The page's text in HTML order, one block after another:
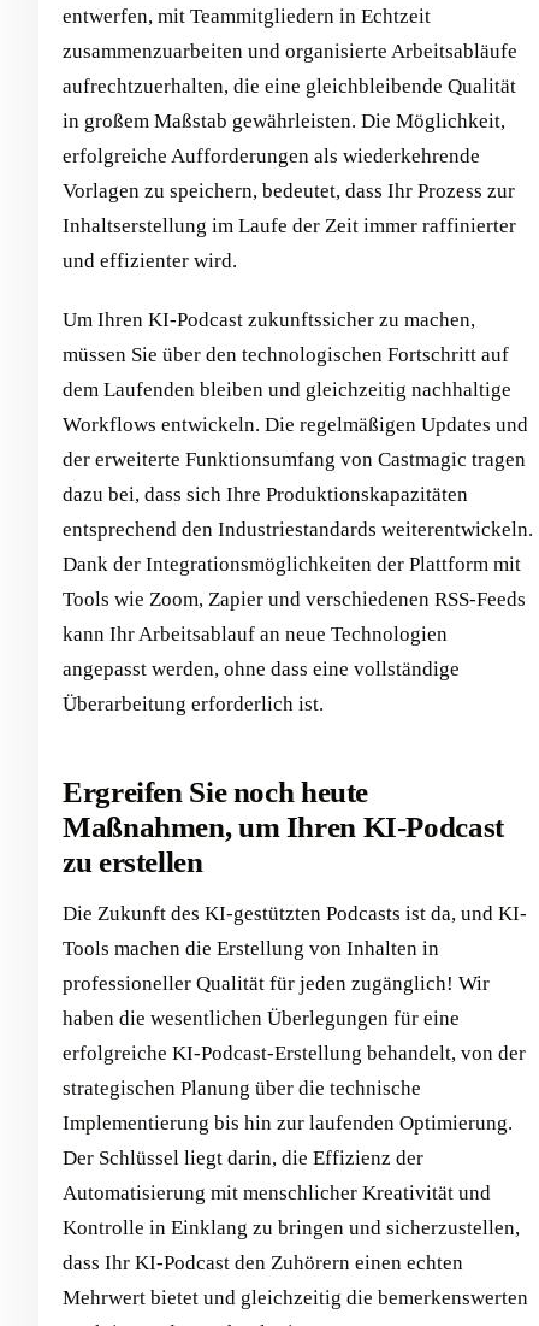
entwerfen, mit Teammitgliedern in Echtzeit
zusammenzuarbeiten und organisierte Arbeitsabläufe
aufrechtzuerhalten, die eine gleichbleibende Qualität
in großem Maßstab gewährleisten. Die Möglichkeit,
erfolgreiche Aufforderungen als wiederkehrende
Vorlagen zu speichern, bedeutet, dass Ihr Prozess zur
Inhaltserstellung im Laufe der Zeit immer raffinierter
und effizienter wird.
Um Ihren KI-Podcast zukunftssicher zu machen,
müssen Sie über den technologischen Fortschritt auf
dem Laufenden bleiben und gleichzeitig nachhaltige
Workflows entwickeln. Die regelmäßigen Updates und
der erweiterte Funktionsumfang von Castmagic tragen
dazu bei, dass sich Ihre Produktionskapazitäten
entsprechend den Industriestandards weiterentwickeln.
Dank der Integrationsmöglichkeiten der Plattform mit
Tools wie Zoom, Zapier und verschiedenen RSS-Feeds
kann Ihr Arbeitsablauf an neue Technologien
angepasst werden, ohne dass eine vollständige
Überarbeitung erforderlich ist.
Ergreifen Sie noch heute
Maßnahmen, um Ihren KI-Podcast
zu erstellen
Die Zukunft des KI-gestützten Podcasts ist da, und KI-
Tools machen die Erstellung von Inhalten in
professioneller Qualität für jeden zugänglich! Wir
haben die wesentlichen Überlegungen für eine
erfolgreiche KI-Podcast-Erstellung behandelt, von der
strategischen Planung über die technische
Implementierung bis hin zur laufenden Optimierung.
Der Schlüssel liegt darin, die Effizienz der
Automatisierung mit menschlicher Kreativität und
Kontrolle in Einklang zu bringen und sicherzustellen,
dass Ihr KI-Podcast den Zuhörern einen echten
Mehrwert bietet und gleichzeitig die bemerkenswerten